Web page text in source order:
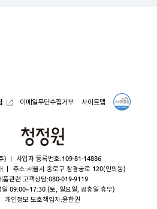
이메일무단수집거부 사이트맵
청
원
)
사업자 등록번호:109-81-14886
주소:서울시 종로구 창경궁로 120(인의동)
품관련 고객상담:080-019-9119
일 09:00~17:30 (토, 일요일, 공휴일 휴무)
개인정보 보호책임자:윤한권